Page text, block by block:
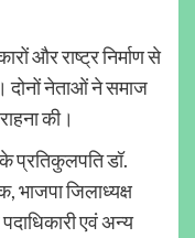
और राष्ट्र निर्माण से
दोनों नेताओं ने समाज
की।
प्रतिकुलपति डॉ.
भाजपा जिलाध्यक्ष
एवं अन्य